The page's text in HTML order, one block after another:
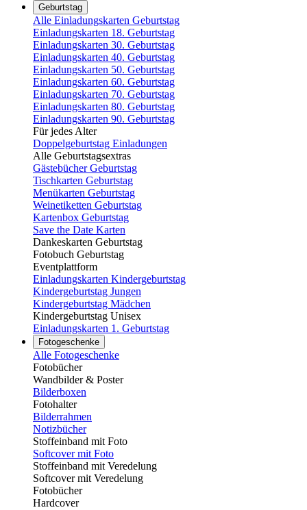
Geburtstag
Alle Einladungskarten Geburtstag
Einladungskarten 18. Geburtstag
Einladungskarten 30. Geburtstag
Einladungskarten 40. Geburtstag
Einladungskarten 50. Geburtstag
Einladungskarten 60. Geburtstag
Einladungskarten 70. Geburtstag
Einladungskarten 80. Geburtstag
Einladungskarten 90. Geburtstag
Für jedes Alter
Doppelgeburtstag Einladungen
Alle Geburtstagsextras
Gästebücher Geburtstag
Tischkarten Geburtstag
Menükarten Geburtstag
Weinetiketten Geburtstag
Kartenbox Geburtstag
Save the Date Karten
Dankeskarten Geburtstag
Fotobuch Geburtstag
Eventplattform
Einladungskarten Kindergeburtstag
Kindergeburtstag Jungen
Kindergeburtstag Mädchen
Kindergeburtstag Unisex
Einladungskarten 1. Geburtstag
Fotogeschenke
Alle Fotogeschenke
Fotobücher
Wandbilder & Poster
Bilderboxen
Fotohalter
Bilderrahmen
Notizbücher
Stoffeinband mit Foto
Softcover mit Foto
Stoffeinband mit Veredelung
Softcover mit Veredelung
Fotobücher
Hardcover